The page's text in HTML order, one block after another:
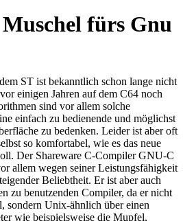
fürs Gnu
ST ist bekanntlich schon lange nicht
einigen Jahren auf dem C64 noch
sind vor allem solche
einfach zu bedienende und möglichst
zu bedenken. Leider ist aber oft
so komfortabel, wie es das neue
Der Shareware C-Compiler GNU-C
allem wegen seiner Leistungsfähigkeit
Beliebtheit. Er ist aber auch
zu benutzenden Compiler, da er nicht
sondern Unix-ähnlich über einen
wie beispielsweise die Mupfel,